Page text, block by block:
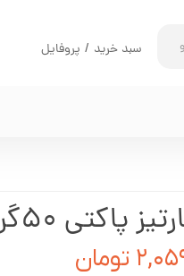
سبد خرید / پروفایل
پاکتی 50گرم ماسی
تومان